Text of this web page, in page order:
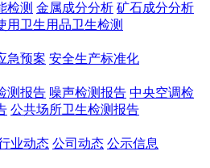
检测 金属成分分析 矿石成分分析
用卫生用品卫生检测
急预案 安全生产标准化
测报告 噪声检测报告 中央空调检
公共场所卫生检测报告
业动态 公司动态 公示信息